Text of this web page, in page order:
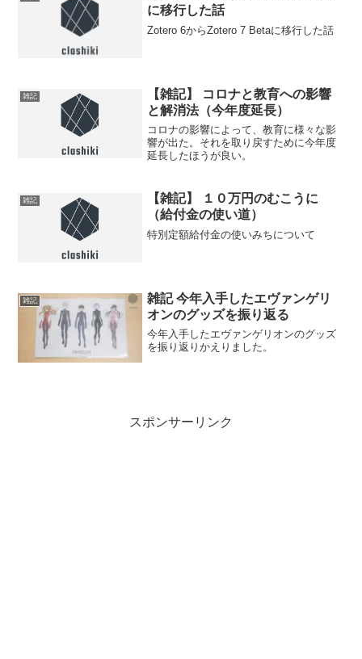
に移行した話
Zotero 6からZotero 7 Betaに移行した話
雑記
【雑記】 コロナと教育への影響
と解消法（今年度延長）
コロナの影響によって、教育に様々な影
響が出た。それを取り戻すために今年度
延長したほうが良い。
雑記
【雑記】 １０万円のむこうに
（給付金の使い道）
特別定額給付金の使いみちについて
雑記
雑記 今年入手したエヴァンゲリ
オンのグッズを振り返る
今年入手したエヴァンゲリオンのグッズ
を振り返りかえりました。
スポンサーリンク